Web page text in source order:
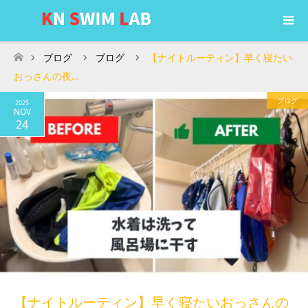
ホーム
ブログ ブログ
【ナイトルーティン】早く寝たい
おっさんの夜…
2025
NOV
24
ブログ
【ナイトルーティン】早く寝たいおっさんの